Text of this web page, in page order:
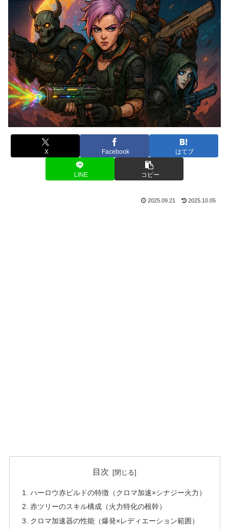
X Facebook はてブ
LINE コピー
2025.09.21 2025.10.05
目次
ハーロウ赤ビルドの特徴（クロマ加速×シナジー火力）
赤ツリーのスキル構成（火力特化の根幹）
クロマ加速器の性能（爆発×レディエーション範囲）